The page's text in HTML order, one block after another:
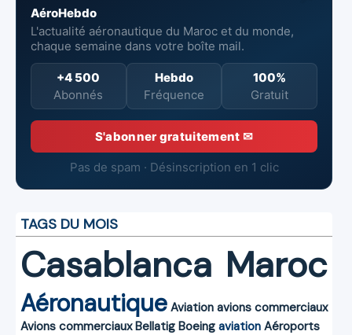
AéroHebdo
L'actualité aéronautique du Maroc et du monde,
chaque semaine dans votre boîte mail.
+4 500
Abonnés
Hebdo
Fréquence
100%
Gratuit
S'abonner gratuitement ✉
Pas de spam · Désinscription en 1 clic
TAGS DU MOIS
Casablanca Maroc
Aéronautique Aviation avions commerciaux
Avions commerciaux Bellatig Boeing aviation Aéroports